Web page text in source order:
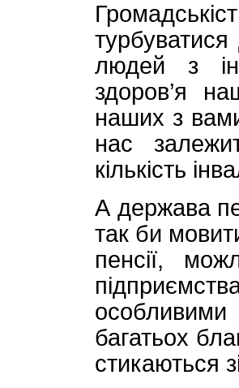
людей з
здоров’я
наших з
нас
кількість
А держава
так би
пенсії,
особливими
багатьох
стикаються